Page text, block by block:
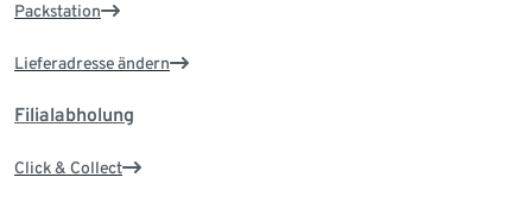
Packstation
Lieferadresse ändern
Filialabholung
Click & Collect